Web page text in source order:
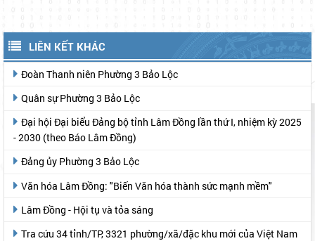
LIÊN KẾT KHÁC
Đoàn Thanh niên Phường 3 Bảo Lộc
Quân sự Phường 3 Bảo Lộc
- 2030 (theo Báo Lâm Đồng)
Đảng ủy Phường 3 Bảo Lộc
Văn hóa Lâm Đồng: "Biến Văn hóa thành sức mạnh mềm"
Lâm Đồng - Hội tụ và tỏa sáng
Tra cứu 34 tỉnh/TP, 3321 phường/xã/đặc khu mới của Việt Nam